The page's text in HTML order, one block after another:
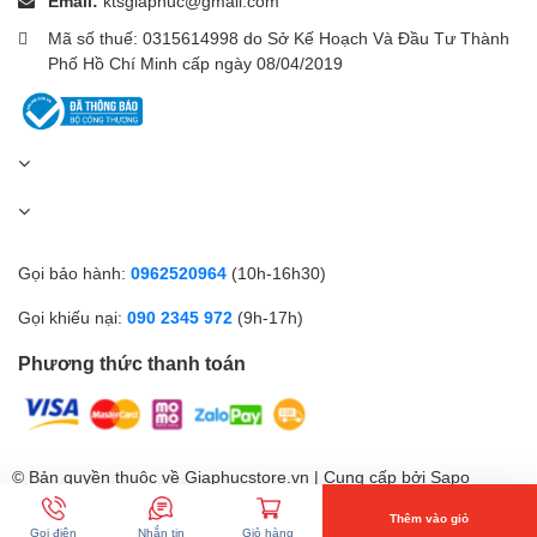
Tốc độ đáp ứng của máy tính trong công việc hàng ngày chắc
72K97PA cung cấpRAM 8GB DDR4 3200hỗ trợ bộ nâng cấp để
bạn có thể dễ dàng xử lý nhiều chương trình, tải nhanh các ứng
dụng hàng ngày và nói lời tạm biệt với độ trễ khi sử dụng.
Kiểu dáng Case đứng to
Kích thước
Trọng lượng
Mã số thuế: 0315614998 do Sở Kế Hoạch Và Đầu Tư Thành
Phố Hồ Chí Minh cấp ngày 08/04/2019
Gọi bảo hành: 0962520964 (10h-16h30)
Gọi khiếu nại: 090 2345 972 (9h-17h)
Phương thức thanh toán
© Bản quyền thuộc về Giaphucstore.vn | Cung cấp bởi Sapo
Gọi điện Nhắn tin Giỏ hàng
Thêm vào giỏ